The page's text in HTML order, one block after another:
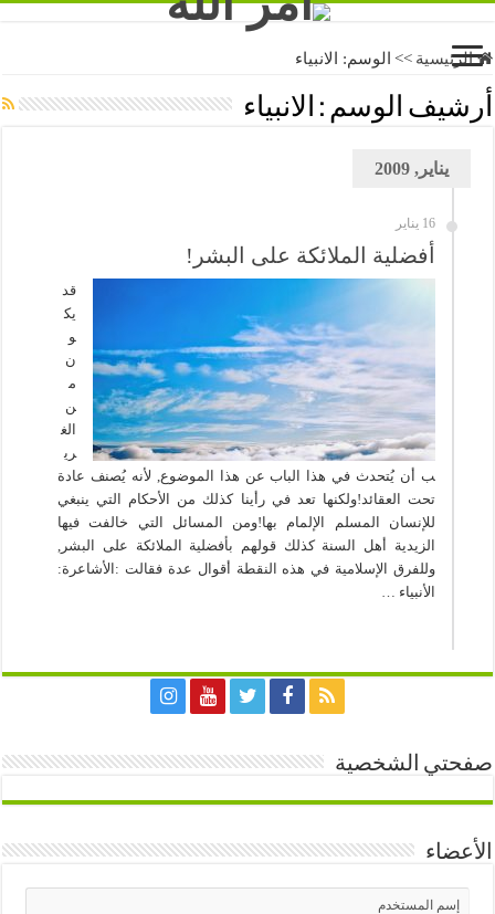
الرئيسية >> الوسم: الانبياء
أرشيف الوسم : الانبياء
يناير, 2009
16 يناير
أفضلية الملائكة على البشر!
قد
يك
و
ن
م
ن
الغ
ري
ب أن يُتحدث في هذا الباب عن هذا الموضوع, لأنه يُصنف عادة
تحت العقائد!ولكنها تعد في رأينا كذلك من الأحكام التي ينبغي
للإنسان المسلم الإلمام بها!ومن المسائل التي خالفت فيها
الزيدية أهل السنة كذلك قولهم بأفضلية الملائكة على البشر,
وللفرق الإسلامية في هذه النقطة أقوال عدة فقالت :الأشاعرة:
الأنبياء …
صفحتي الشخصية
الأعضاء